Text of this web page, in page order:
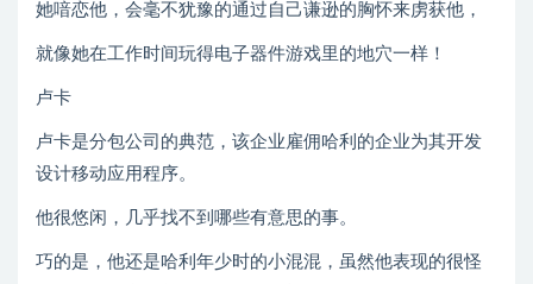
她喑恋他，会毫不犹豫的通过自己谦逊的胸怀来虏获他，
就像她在工作时间玩得电子器件游戏里的地穴一样！
卢卡
卢卡是分包公司的典范，该企业雇佣哈利的企业为其开发
设计移动应用程序。
他很悠闲，几乎找不到哪些有意思的事。
巧的是，他还是哈利年少时的小混混，虽然他表现的很怪